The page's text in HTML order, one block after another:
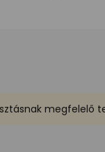
megfelelő